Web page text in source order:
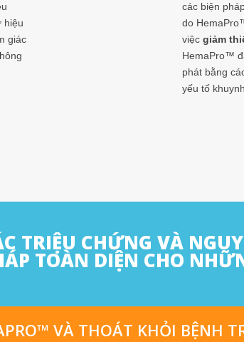
hiệu
giác
các biện
do
việc giảm
HemaPro™
phát bằng
yếu tố
TRIỆU CHỨNG VÀ
TOÀN DIỆN CHO
VÀ THOÁT KHỎI BỆNH